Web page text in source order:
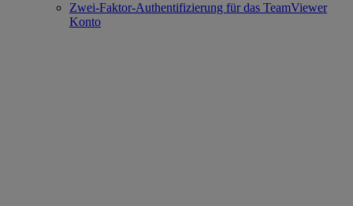
Zwei-Faktor-Authentifizierung für das TeamViewer
Konto